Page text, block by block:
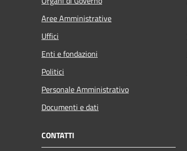
Aree Amministrative
Uffici
Enti e fondazioni
Politici
Personale Amministrativo
Documenti e dati
CONTATTI